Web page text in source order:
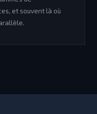
et souvent là où